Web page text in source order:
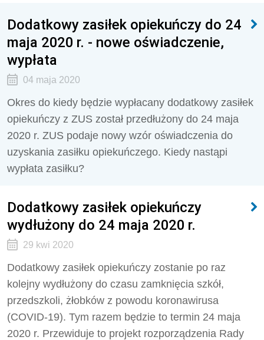
Dodatkowy zasiłek opiekuńczy do 24
maja 2020 r. - nowe oświadczenie,
wypłata
04 maja 2020
Okres do kiedy będzie wypłacany dodatkowy zasiłek
opiekuńczy z ZUS został przedłużony do 24 maja
2020 r. ZUS podaje nowy wzór oświadczenia do
uzyskania zasiłku opiekuńczego. Kiedy nastąpi
wypłata zasiłku?
Dodatkowy zasiłek opiekuńczy
wydłużony do 24 maja 2020 r.
29 kwi 2020
Dodatkowy zasiłek opiekuńczy zostanie po raz
kolejny wydłużony do czasu zamknięcia szkół,
przedszkoli, żłobków z powodu koronawirusa
(COVID-19). Tym razem będzie to termin 24 maja
2020 r. Przewiduje to projekt rozporządzenia Rady